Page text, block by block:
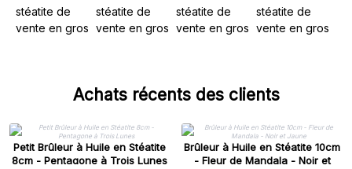
Achats récents des clients
Petit Brûleur à Huile en Stéatite
8cm - Pentagone à Trois Lunes
Brûleur à Huile en Stéatite 10cm
- Fleur de Mandala - Noir et